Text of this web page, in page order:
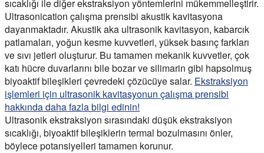
sıcaklığı ile diğer ekstraksiyon yöntemlerini mükemmelleştirir.
Ultrasonication çalışma prensibi akustik kavitasyona
dayanmaktadır. Akustik aka ultrasonik kavitasyon, kabarcık
patlamaları, yoğun kesme kuvvetleri, yüksek basınç farkları
ve sıvı jetleri oluşturur. Bu tamamen mekanik kuvvetler, çok
katı hücre duvarlarını bile bozar ve silimarin gibi hapsolmuş
biyoaktif bileşikleri çevredeki çözücüye salar. Ekstraksiyon
işlemleri için ultrasonik kavitasyonun çalışma prensibi
hakkında daha fazla bilgi edinin!
Ultrasonik ekstraksiyon sırasındaki düşük ekstraksiyon
sıcaklığı, biyoaktif bileşiklerin termal bozulmasını önler,
böylece potansiyelleri tamamen korunur.